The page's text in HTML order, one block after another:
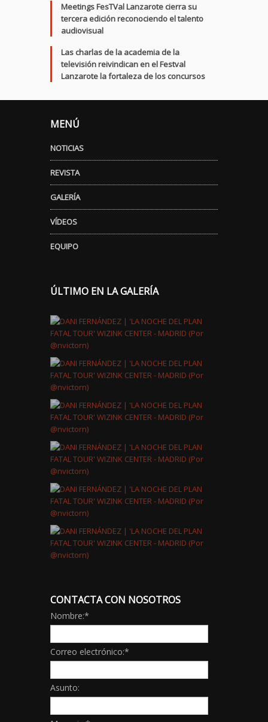
Meetings FesTVal Lanzarote cierra su
tercera edición reconociendo el talento
audiovisual
Las charlas de la academia de la
televisión reivindican en el Festval
Lanzarote la fortaleza de los concursos
MENÚ
NOTICIAS
REVISTA
GALERÍA
VÍDEOS
EQUIPO
ÚLTIMO EN LA GALERÍA
CONTACTA CON NOSOTROS
Nombre:*
Correo electrónico:*
Asunto: